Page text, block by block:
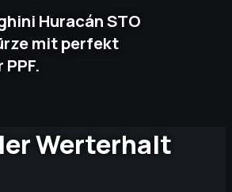
Werterhalt